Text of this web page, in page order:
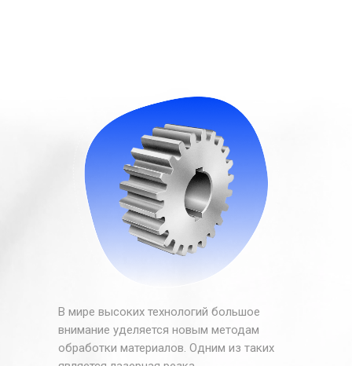
В мире высоких технологий большое
внимание уделяется новым методам
обработки материалов. Одним из таких